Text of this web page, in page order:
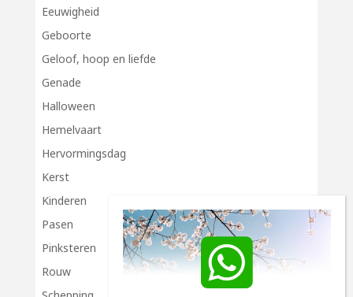
Eeuwigheid
Geboorte
Geloof, hoop en liefde
Genade
Halloween
Hemelvaart
Hervormingsdag
Kerst
Kinderen
Pasen
Pinksteren
Rouw